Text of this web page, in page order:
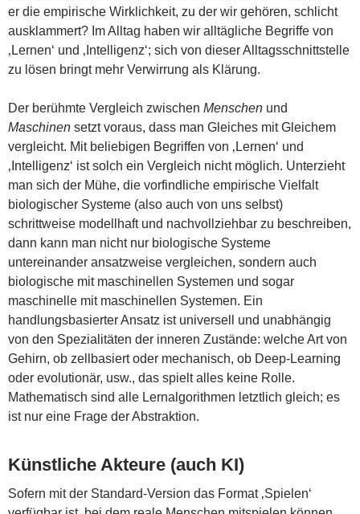
er die empirische Wirklichkeit, zu der wir gehören, schlicht
ausklammert? Im Alltag haben wir alltägliche Begriffe von
‚Lernen‘ und ‚Intelligenz‘; sich von dieser Alltagsschnittstelle
zu lösen bringt mehr Verwirrung als Klärung.
Der berühmte Vergleich zwischen Menschen und
Maschinen setzt voraus, dass man Gleiches mit Gleichem
vergleicht. Mit beliebigen Begriffen von ‚Lernen‘ und
‚Intelligenz‘ ist solch ein Vergleich nicht möglich. Unterzieht
man sich der Mühe, die vorfindliche empirische Vielfalt
biologischer Systeme (also auch von uns selbst)
schrittweise modellhaft und nachvollziehbar zu beschreiben,
dann kann man nicht nur biologische Systeme
untereinander ansatzweise vergleichen, sondern auch
biologische mit maschinellen Systemen und sogar
maschinelle mit maschinellen Systemen. Ein
handlungsbasierter Ansatz ist universell und unabhängig
von den Spezialitäten der inneren Zustände: welche Art von
Gehirn, ob zellbasiert oder mechanisch, ob Deep-Learning
oder evolutionär, usw., das spielt alles keine Rolle.
Mathematisch sind alle Lernalgorithmen letztlich gleich; es
ist nur eine Frage der Abstraktion.
Künstliche Akteure (auch KI)
Sofern mit der Standard-Version das Format ‚Spielen‘